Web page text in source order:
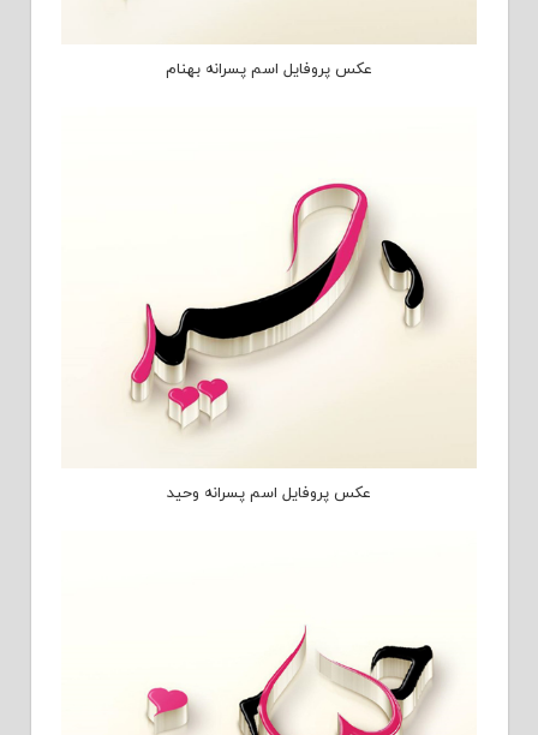
عکس پروفایل اسم پسرانه بهنام
عکس پروفایل اسم پسرانه وحید